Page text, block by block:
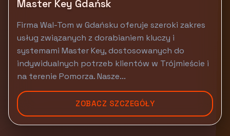
Master Key Gdańsk
Firma Wal-Tom w Gdańsku oferuje szeroki zakres
usług związanych z dorabianiem kluczy i
systemami Master Key, dostosowanych do
indywidualnych potrzeb klientów w Trójmieście i
na terenie Pomorza. Nasze...
ZOBACZ SZCZEGÓŁY